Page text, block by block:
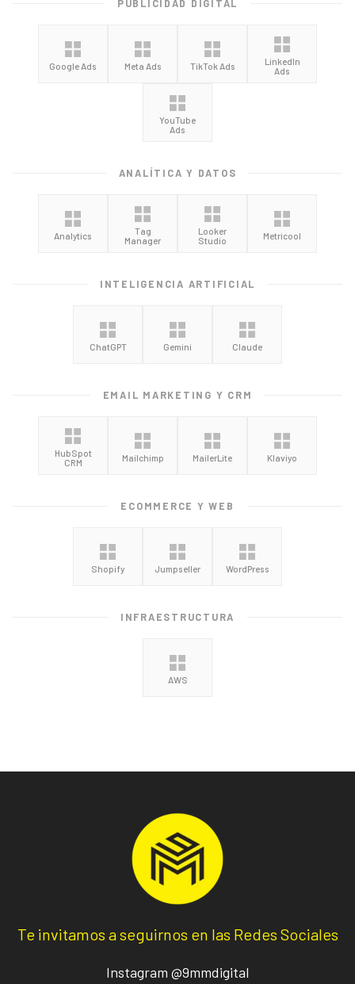
PUBLICIDAD DIGITAL
Google Ads Meta Ads TikTok Ads
LinkedIn
Ads
YouTube
Ads
ANALÍTICA Y DATOS
Analytics
Tag
Manager
Looker
Studio
Metricool
INTELIGENCIA ARTIFICIAL
ChatGPT Gemini Claude
EMAIL MARKETING Y CRM
HubSpot
CRM
Mailchimp MailerLite Klaviyo
ECOMMERCE Y WEB
Shopify Jumpseller WordPress
INFRAESTRUCTURA
AWS
Te invitamos a seguirnos en las Redes Sociales
Instagram @9mmdigital